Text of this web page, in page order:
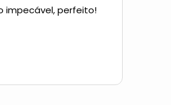
impecável, perfeito!